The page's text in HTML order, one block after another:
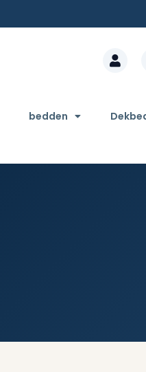
bedden